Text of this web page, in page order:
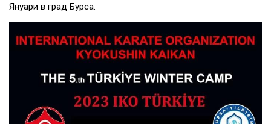
Януари в град Бурса.